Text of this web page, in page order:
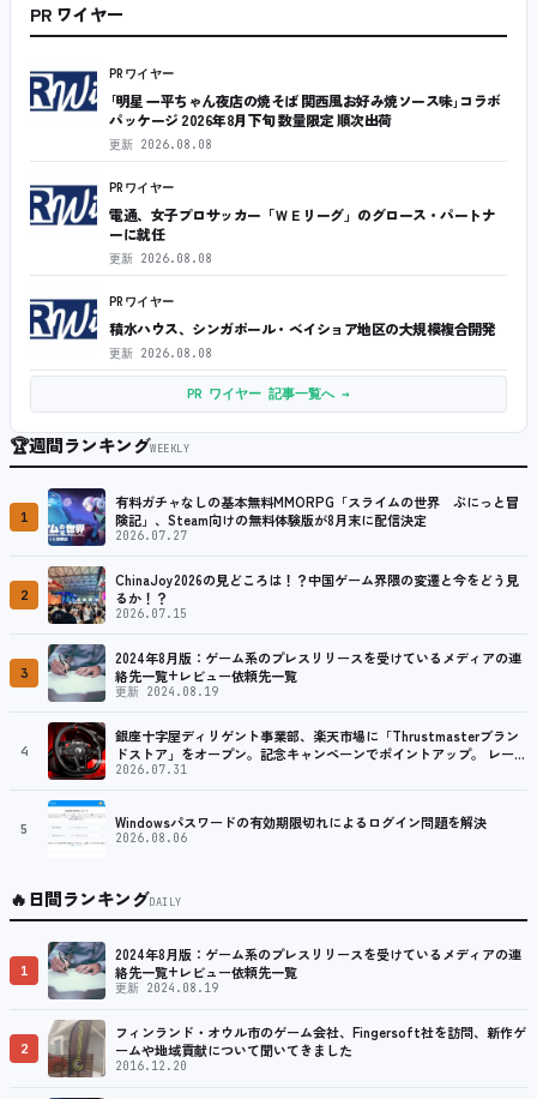
PR ワイヤー
PRワイヤー
｢明星 一平ちゃん夜店の焼そば 関西風お好み焼ソース味｣コラボ
パッケージ 2026年8月下旬 数量限定 順次出荷
更新 2026.08.08
PRワイヤー
電通、女子プロサッカー「ＷＥリーグ」のグロース・パートナ
ーに就任
更新 2026.08.08
PRワイヤー
積水ハウス、シンガポール・ベイショア地区の大規模複合開発
更新 2026.08.08
PR ワイヤー 記事一覧へ →
🏆週間ランキングWEEKLY
1
有料ガチャなしの基本無料MMORPG「スライムの世界 ぷにっと冒
険記」、Steam向けの無料体験版が8月末に配信決定
2026.07.27
2
ChinaJoy2026の見どころは！？中国ゲーム界隈の変遷と今をどう見
るか！？
2026.07.15
3
2024年8月版：ゲーム系のプレスリリースを受けているメディアの連
絡先一覧+レビュー依頼先一覧
更新 2024.08.19
4
銀座十字屋ディリゲント事業部、楽天市場に「Thrustmasterブラン
ドストア」をオープン。記念キャンペーンでポイントアップ。 レーシ
ング／フライトシム向けコントローラーを中心に、幅広くラインナッ
2026.07.31
5 Windowsパスワードの有効期限切れによるログイン問題を解決
2026.08.06
🔥日間ランキングDAILY
1
2024年8月版：ゲーム系のプレスリリースを受けているメディアの連
絡先一覧+レビュー依頼先一覧
更新 2024.08.19
2
フィンランド・オウル市のゲーム会社、Fingersoft社を訪問、新作ゲ
ームや地域貢献について聞いてきました
2016.12.20